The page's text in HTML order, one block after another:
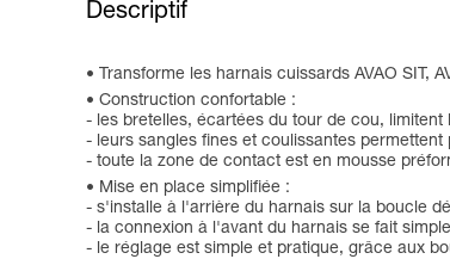
Descriptif
Transforme les harnais cuissards AVAO SIT,
Construction confortable :
- les bretelles, écartées du tour de cou, limitent
- leurs sangles fines et coulissantes
- toute la zone de contact est en mousse
Mise en place simplifiée :
- s'installe à l'arrière du harnais sur la boucle
- la connexion à l'avant du harnais se fait
- le réglage est simple et pratique, grâce aux